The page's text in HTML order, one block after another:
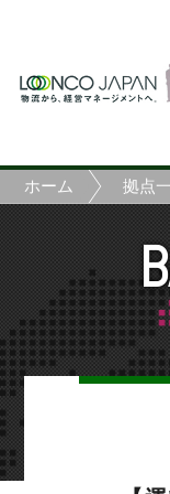
ホーム 拠点